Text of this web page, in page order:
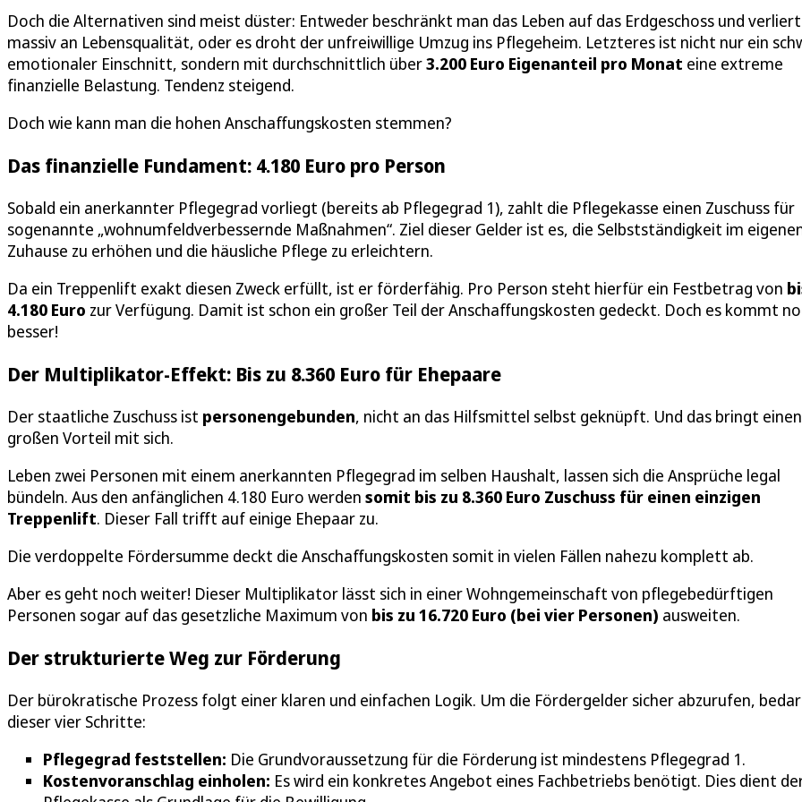
Doch die Alternativen sind meist düster: Entweder beschränkt man das Leben auf das Erdgeschoss und verliert
massiv an Lebensqualität, oder es droht der unfreiwillige Umzug ins Pflegeheim. Letzteres ist nicht nur ein
emotionaler Einschnitt, sondern mit durchschnittlich über3.200 Euro Eigenanteil pro Monat eine extreme
finanzielle Belastung. Tendenz steigend.
Doch wie kann man die hohen Anschaffungskosten stemmen?
Das finanzielle Fundament: 4.180 Euro pro Person
Sobald ein anerkannter Pflegegrad vorliegt (bereits ab Pflegegrad 1), zahlt die Pflegekasse einen Zuschuss für
sogenannte „wohnumfeldverbessernde Maßnahmen“. Ziel dieser Gelder ist es, die Selbstständigkeit im
Zuhause zu erhöhen und die häusliche Pflege zu erleichtern.
Da ein Treppenlift exakt diesen Zweck erfüllt, ist er förderfähig. Pro Person steht hierfür ein Festbetrag von
4.180 Euro zur Verfügung. Damit ist schon ein großer Teil der Anschaffungskosten gedeckt. Doch es kommt
besser!
Der Multiplikator-Effekt: Bis zu 8.360 Euro für Ehepaare
Der staatliche Zuschuss ist personengebunden, nicht an das Hilfsmittel selbst geknüpft. Und das bringt einen
großen Vorteil mit sich.
Leben zwei Personen mit einem anerkannten Pflegegrad im selben Haushalt, lassen sich die Ansprüche legal
bündeln. Aus den anfänglichen 4.180 Euro werden somit bis zu 8.360 Euro Zuschuss für einen einzigen
Treppenlift. Dieser Fall trifft auf einige Ehepaar zu.
Die verdoppelte Fördersumme deckt die Anschaffungskosten somit in vielen Fällen nahezu komplett ab.
Aber es geht noch weiter! Dieser Multiplikator lässt sich in einer Wohngemeinschaft von pflegebedürftigen
Personen sogar auf das gesetzliche Maximum von bis zu 16.720 Euro (bei vier Personen) ausweiten.
Der strukturierte Weg zur Förderung
Der bürokratische Prozess folgt einer klaren und einfachen Logik. Um die Fördergelder sicher abzurufen,
dieser vier Schritte:
Pflegegrad feststellen: Die Grundvoraussetzung für die Förderung ist mindestens Pflegegrad 1.
Kostenvoranschlag einholen: Es wird ein konkretes Angebot eines Fachbetriebs benötigt. Dies dient